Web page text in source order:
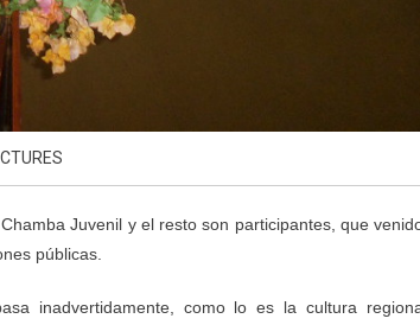
Juvenil y el resto son participantes, que
públicas.
inadvertidamente, como lo es la cultura